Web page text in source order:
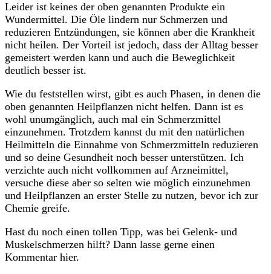
Leider ist keines der oben genannten Produkte ein
Wundermittel. Die Öle lindern nur Schmerzen und
reduzieren Entzündungen, sie können aber die Krankheit
nicht heilen. Der Vorteil ist jedoch, dass der Alltag besser
gemeistert werden kann und auch die Beweglichkeit
deutlich besser ist.
Wie du feststellen wirst, gibt es auch Phasen, in denen die
oben genannten Heilpflanzen nicht helfen. Dann ist es
wohl unumgänglich, auch mal ein Schmerzmittel
einzunehmen. Trotzdem kannst du mit den natürlichen
Heilmitteln die Einnahme von Schmerzmitteln reduzieren
und so deine Gesundheit noch besser unterstützen. Ich
verzichte auch nicht vollkommen auf Arzneimittel,
versuche diese aber so selten wie möglich einzunehmen
und Heilpflanzen an erster Stelle zu nutzen, bevor ich zur
Chemie greife.
Hast du noch einen tollen Tipp, was bei Gelenk- und
Muskelschmerzen hilft? Dann lasse gerne einen
Kommentar hier.